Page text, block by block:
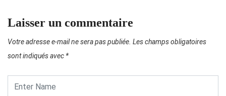
Laisser un commentaire
Votre adresse e-mail ne sera pas publiée. Les champs obligatoires
sont indiqués avec *